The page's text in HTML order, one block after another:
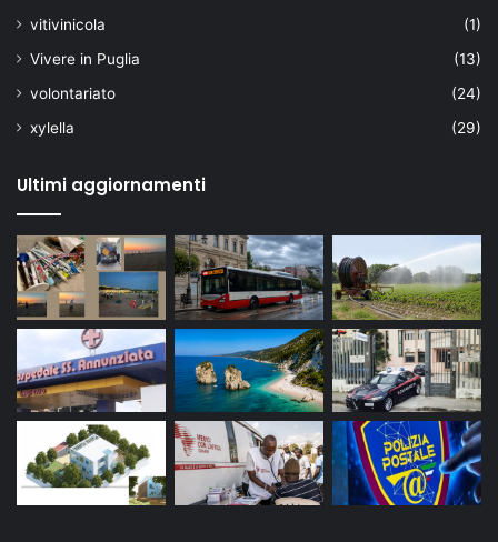
vitivinicola
(1)
Vivere in Puglia
(13)
volontariato
(24)
xylella
(29)
Ultimi aggiornamenti